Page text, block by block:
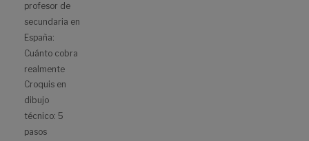
profesor de
secundaria en
España:
Cuánto cobra
realmente
Croquis en
dibujo
técnico: 5
pasos